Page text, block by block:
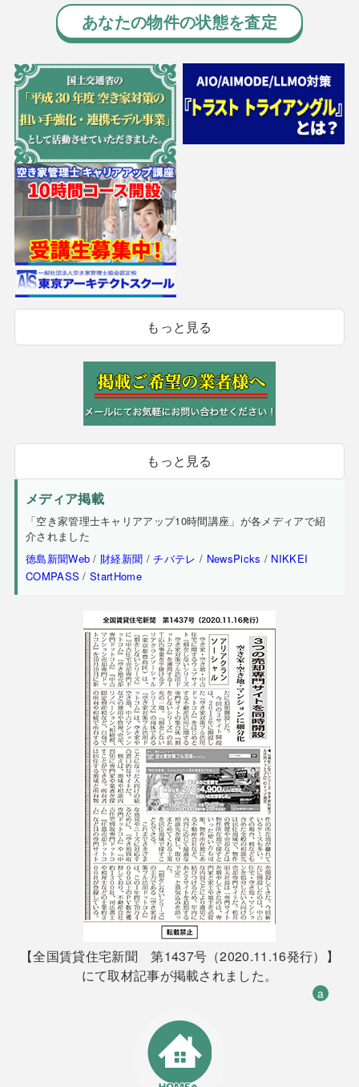
あなたの物件の状態を査定
もっと見る
もっと見る
メディア掲載
「空き家管理士キャリアアップ10時間講座」が各メディアで紹
介されました
徳島新聞Web / 財経新聞 /チバテレ / NewsPicks / NIKKEI
COMPASS /StartHome
【全国賃貸住宅新聞 第1437号（2020.11.16発行）】
にて取材記事が掲載されました。
a